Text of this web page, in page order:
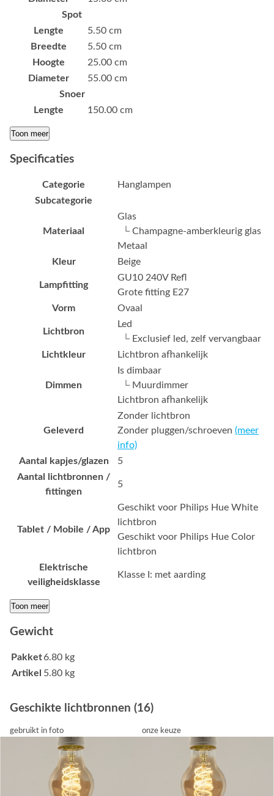
Spot
Lengte
5.50 cm
Breedte
5.50 cm
Hoogte
25.00 cm
Diameter
55.00 cm
Snoer
Lengte
150.00 cm
Toon meer
Specificaties
Categorie
Hanglampen
Subcategorie
Materiaal
Glas
└ Champagne-amberkleurig glas
Metaal
Kleur
Beige
Lampfitting
GU10 240V Refl
Grote fitting E27
Vorm
Ovaal
Lichtbron
Led
└ Exclusief led, zelf vervangbaar
Lichtkleur
Lichtbron afhankelijk
Dimmen
Is dimbaar
└ Muurdimmer
Lichtbron afhankelijk
Geleverd
Zonder lichtbron
Zonder pluggen/schroeven (meer
info)
Aantal kapjes/glazen
5
Aantal lichtbronnen /
fittingen
5
Tablet / Mobile / App
Geschikt voor Philips Hue White
lichtbron
Geschikt voor Philips Hue Color
lichtbron
Elektrische
veiligheidsklasse
Klasse I: met aarding
Toon meer
Gewicht
Pakket6.80 kg
Artikel 5.80 kg
Geschikte lichtbronnen (16)
gebruikt in foto onze keuze